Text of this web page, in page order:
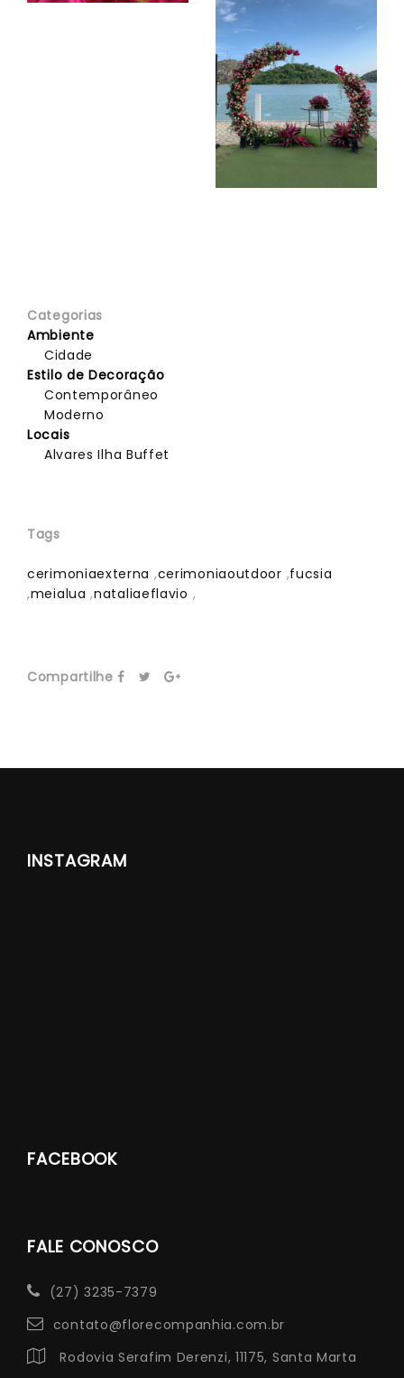
Categorias
Ambiente
Cidade
Estilo de Decoração
Contemporâneo
Moderno
Locais
Alvares Ilha Buffet
Tags
cerimoniaexterna ,cerimoniaoutdoor ,fucsia
,meialua ,nataliaeflavio ,
Compartilhe
INSTAGRAM
FACEBOOK
FALE CONOSCO
(27) 3235-7379
contato@florecompanhia.com.br
Rodovia Serafim Derenzi, 11175, Santa Marta